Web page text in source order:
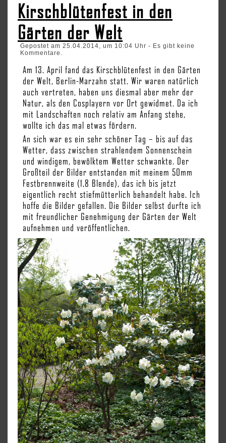
Kirschblütenfest in den
Gärten der Welt
Gepostet am 25.04.2014, um 10:04 Uhr - Es gibt keine
Kommentare.
Am 13. April fand das Kirschblütenfest in den Gärten
der Welt, Berlin-Marzahn statt. Wir waren natürlich
auch vertreten, haben uns diesmal aber mehr der
Natur, als den Cosplayern vor Ort gewidmet. Da ich
mit Landschaften noch relativ am Anfang stehe,
wollte ich das mal etwas fördern.
An sich war es ein sehr schöner Tag – bis auf das
Wetter, dass zwischen strahlendem Sonnenschein
und windigem, bewölktem Wetter schwankte. Der
Großteil der Bilder entstanden mit meinem 50mm
Festbrennweite (1,8 Blende), das ich bis jetzt
eigentlich recht stiefmütterlich behandelt habe. Ich
hoffe die Bilder gefallen. Die Bilder selbst durfte ich
mit freundlicher Genehmigung der Gärten der Welt
aufnehmen und veröffentlichen.